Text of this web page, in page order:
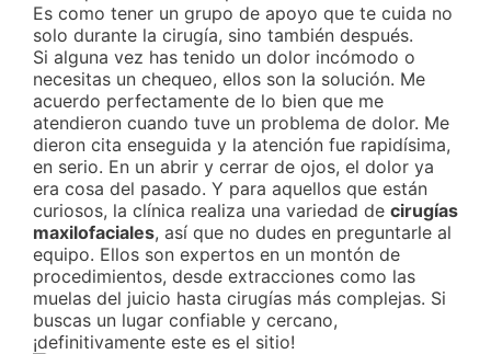
Es como tener un grupo de apoyo que te cuida no
solo durante la cirugía, sino también después.
Si alguna vez has tenido un dolor incómodo o
necesitas un chequeo, ellos son la solución. Me
acuerdo perfectamente de lo bien que me
atendieron cuando tuve un problema de dolor. Me
dieron cita enseguida y la atención fue rapidísima,
en serio. En un abrir y cerrar de ojos, el dolor ya
era cosa del pasado. Y para aquellos que están
curiosos, la clínica realiza una variedad de cirugías
maxilofaciales, así que no dudes en preguntarle al
equipo. Ellos son expertos en un montón de
procedimientos, desde extracciones como las
muelas del juicio hasta cirugías más complejas. Si
buscas un lugar confiable y cercano,
¡definitivamente este es el sitio!